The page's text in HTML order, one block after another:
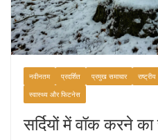
नवीनतम प्रदर्शित प्रमुख समाचार राष्ट्रीय
स्वास्थ्य और फिटनेस
सर्दियों में वॉक करने